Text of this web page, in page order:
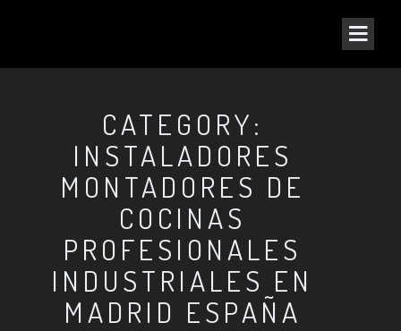
CATEGORY:
INSTALADORES
MONTADORES DE
COCINAS
PROFESIONALES
INDUSTRIALES EN
MADRID ESPAÑA